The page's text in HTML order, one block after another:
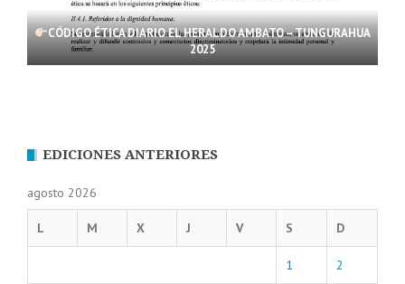
CÓDIGO ÉTICA DIARIO EL HERALDO AMBATO – TUNGURAHUA
2025
EDICIONES ANTERIORES
agosto 2026
L M X J V S D
1 2